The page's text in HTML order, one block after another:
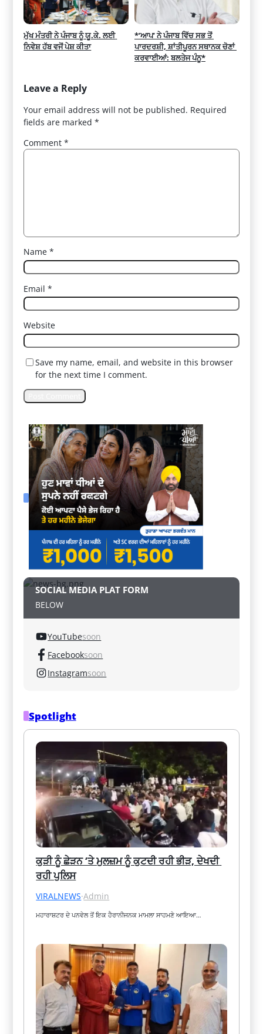
ਮੁੱਖ ਮੰਤਰੀ ਨੇ ਪੰਜਾਬ ਨੂੰ ਯੂ.ਕੇ. ਲਈ
ਨਿਵੇਸ਼ ਹੱਬ ਵਜੋਂ ਪੇਸ਼ ਕੀਤਾ
*’ਆਪ’ ਨੇ ਪੰਜਾਬ ਵਿੱਚ ਸਭ ਤੋਂ
ਪਾਰਦਰਸ਼ੀ, ਸ਼ਾਂਤੀਪੂਰਨ ਸਥਾਨਕ ਚੋਣਾਂ
ਕਰਵਾਈਆਂ: ਬਲਤੇਜ ਪੰਨੂ*
Leave a Reply
Your email address will not be published. Required
fields are marked*
Comment*
Name*
Email*
Website
Save my name, email, and website in this browser
for the next time I comment.
SOCIAL MEDIA PLAT FORM
BELOW
YouTubesoon
Facebooksoon
Instagramsoon
Spotlight
ਕੁੜੀ ਨੂੰ ਛੇੜਨ ‘ਤੇ ਮੁਲਜ਼ਮ ਨੂੰ ਕੁਟਦੀ ਰਹੀ ਭੀੜ, ਦੇਖਦੀ
ਰਹੀ ਪੁਲਿਸ
VIRALNEWS·Admin
ਮਹਾਰਾਸ਼ਟਰ ਦੇ ਪਨਵੇਲ ਤੋਂ ਇਕ ਹੈਰਾਨੀਜਨਕ ਮਾਮਲਾ ਸਾਹਮਣੇ ਆਇਆ…